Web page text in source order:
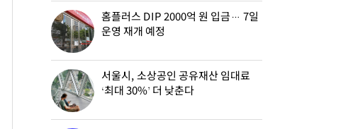
홈플러스 DIP 2000억 원 입금… 7일
운영 재개 예정
서울시, 소상공인 공유재산 임대료
‘최대 30%’ 더 낮춘다